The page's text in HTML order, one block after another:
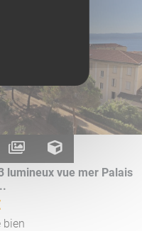
lumineux vue mer Palais
bien